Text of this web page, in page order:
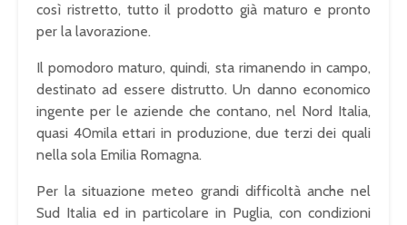
così ristretto, tutto il prodotto già maturo e pronto
per la lavorazione.
Il pomodoro maturo, quindi, sta rimanendo in campo,
destinato ad essere distrutto. Un danno economico
ingente per le aziende che contano, nel Nord Italia,
quasi 40mila ettari in produzione, due terzi dei quali
nella sola Emilia Romagna.
Per la situazione meteo grandi difficoltà anche nel
Sud Italia ed in particolare in Puglia, con condizioni